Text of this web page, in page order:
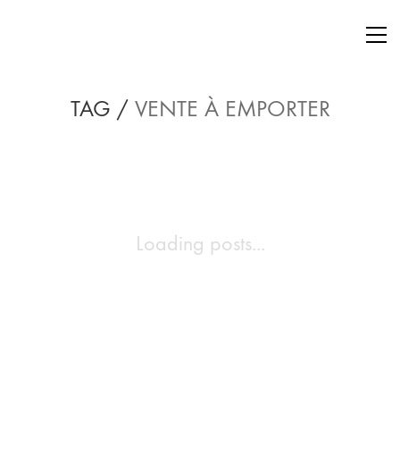
TAG / VENTE À EMPORTER
Loading posts...